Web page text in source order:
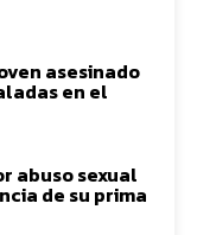
asesinado
en el
abuso sexual
de su prima